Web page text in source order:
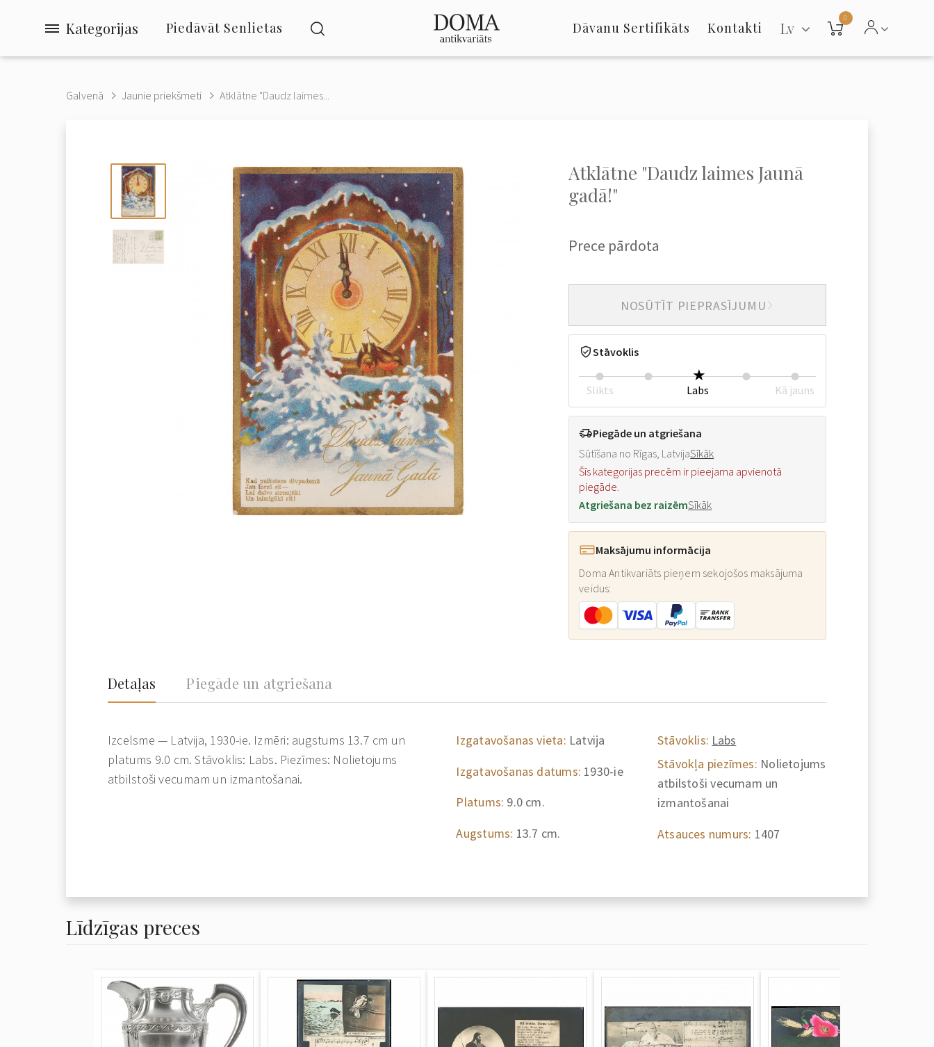
Kategorijas Piedāvāt Senlietas Dāvanu Sertifikāts Kontakti Lv
0
Galvenā Jaunie priekšmeti Atklātne "Daudz laimes...
Atklātne "Daudz laimes Jaunā
gadā!"
Prece pārdota
NOSŪTĪT PIEPRASĪJUMU
Stāvoklis
Slikts Labs Kā jauns
Piegāde un atgriešana
Sūtīšana no Rīgas, LatvijaSīkāk
Šīs kategorijas precēm ir pieejama apvienotā
piegāde.
Atgriešana bez raizēmSīkāk
Maksājumu informācija
Doma Antikvariāts pieņem sekojošos maksājuma
veidus:
Detaļas Piegāde un atgriešana
Izcelsme — Latvija, 1930-ie. Izmēri: augstums 13.7 cm un
platums 9.0 cm. Stāvoklis: Labs. Piezīmes: Nolietojums
atbilstoši vecumam un izmantošanai.
Izgatavošanas vieta: Latvija
Izgatavošanas datums: 1930-ie
Platums: 9.0 cm.
Augstums: 13.7 cm.
Stāvoklis: Labs
Stāvokļa piezīmes: Nolietojums
atbilstoši vecumam un
izmantošanai
Atsauces numurs: 1407
Līdzīgas preces